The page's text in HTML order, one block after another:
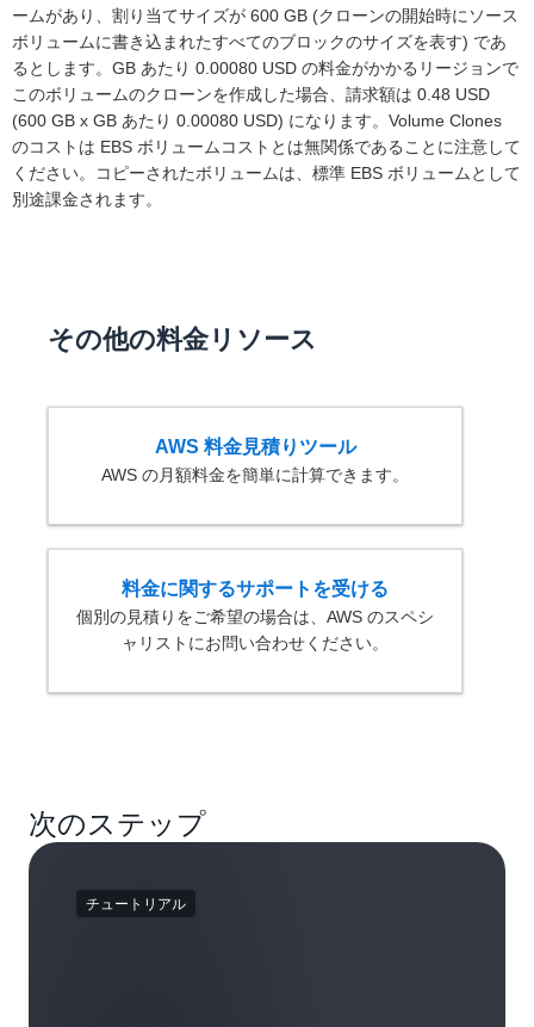
ームがあり、割り当てサイズが 600 GB (クローンの開始時にソース
ボリュームに書き込まれたすべてのブロックのサイズを表す) であ
るとします。GB あたり 0.00080 USD の料金がかかるリージョンで
このボリュームのクローンを作成した場合、請求額は 0.48 USD
(600 GB x GB あたり 0.00080 USD) になります。Volume Clones
のコストは EBS ボリュームコストとは無関係であることに注意して
ください。コピーされたボリュームは、標準 EBS ボリュームとして
別途課金されます。
その他の料金リソース
AWS 料金見積りツール
AWS の月額料金を簡単に計算できます。
料金に関するサポートを受ける
個別の見積りをご希望の場合は、AWS のスペシ
ャリストにお問い合わせください。
次のステップ
チュートリアル